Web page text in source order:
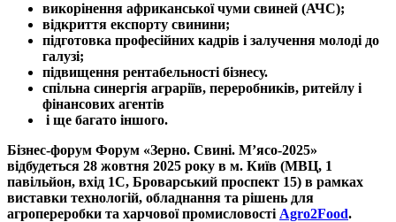
викорінення африканської чуми свиней (АЧС);
відкриття експорту свинини;
підготовка професійних кадрів і залучення молоді до
галузі;
підвищення рентабельності бізнесу.
спільна синергія аграріїв, переробників, ритейлу і
фінансових агентів
і ще багато іншого.
Бізнес-форум Форум «Зерно. Свині. М’ясо-2025»
відбудеться 28 жовтня 2025 року в м. Київ (МВЦ, 1
павільйон, вхід 1С, Броварський проспект 15) в рамках
виставки технологій, обладнання та рішень для
агропереробки та харчової промисловості Agro2Food.